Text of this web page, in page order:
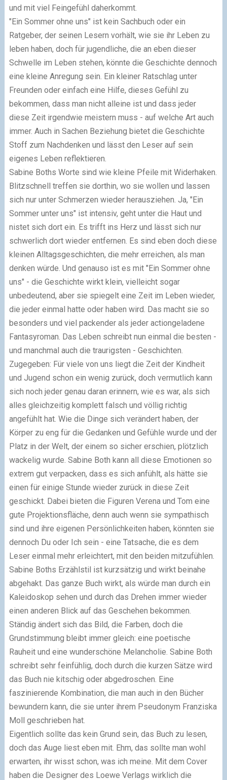
und mit viel Feingefühl daherkommt.
"Ein Sommer ohne uns" ist kein Sachbuch oder ein
Ratgeber, der seinen Lesern vorhält, wie sie ihr Leben zu
leben haben, doch für jugendliche, die an eben dieser
Schwelle im Leben stehen, könnte die Geschichte dennoch
eine kleine Anregung sein. Ein kleiner Ratschlag unter
Freunden oder einfach eine Hilfe, dieses Gefühl zu
bekommen, dass man nicht alleine ist und dass jeder
diese Zeit irgendwie meistern muss - auf welche Art auch
immer. Auch in Sachen Beziehung bietet die Geschichte
Stoff zum Nachdenken und lässt den Leser auf sein
eigenes Leben reflektieren.
Sabine Boths Worte sind wie kleine Pfeile mit Widerhaken.
Blitzschnell treffen sie dorthin, wo sie wollen und lassen
sich nur unter Schmerzen wieder herausziehen. Ja, "Ein
Sommer unter uns" ist intensiv, geht unter die Haut und
nistet sich dort ein. Es trifft ins Herz und lässt sich nur
schwerlich dort wieder entfernen. Es sind eben doch diese
kleinen Alltagsgeschichten, die mehr erreichen, als man
denken würde. Und genauso ist es mit "Ein Sommer ohne
uns" - die Geschichte wirkt klein, vielleicht sogar
unbedeutend, aber sie spiegelt eine Zeit im Leben wieder,
die jeder einmal hatte oder haben wird. Das macht sie so
besonders und viel packender als jeder actiongeladene
Fantasyroman. Das Leben schreibt nun einmal die besten -
und manchmal auch die traurigsten - Geschichten.
Zugegeben: Für viele von uns liegt die Zeit der Kindheit
und Jugend schon ein wenig zurück, doch vermutlich kann
sich noch jeder genau daran erinnern, wie es war, als sich
alles gleichzeitig komplett falsch und völlig richtig
angefühlt hat. Wie die Dinge sich verändert haben, der
Körper zu eng für die Gedanken und Gefühle wurde und der
Platz in der Welt, der einem so sicher erschien, plötzlich
wackelig wurde. Sabine Both kann all diese Emotionen so
extrem gut verpacken, dass es sich anfühlt, als hätte sie
einen für einige Stunde wieder zurück in diese Zeit
geschickt. Dabei bieten die Figuren Verena und Tom eine
gute Projektionsfläche, denn auch wenn sie sympathisch
sind und ihre eigenen Persönlichkeiten haben, könnten sie
dennoch Du oder Ich sein - eine Tatsache, die es dem
Leser einmal mehr erleichtert, mit den beiden mitzufühlen.
Sabine Boths Erzählstil ist kurzsätzig und wirkt beinahe
abgehakt. Das ganze Buch wirkt, als würde man durch ein
Kaleidoskop sehen und durch das Drehen immer wieder
einen anderen Blick auf das Geschehen bekommen.
Ständig ändert sich das Bild, die Farben, doch die
Grundstimmung bleibt immer gleich: eine poetische
Rauheit und eine wunderschöne Melancholie. Sabine Both
schreibt sehr feinfühlig, doch durch die kurzen Sätze wird
das Buch nie kitschig oder abgedroschen. Eine
faszinierende Kombination, die man auch in den Bücher
bewundern kann, die sie unter ihrem Pseudonym Franziska
Moll geschrieben hat.
Eigentlich sollte das kein Grund sein, das Buch zu lesen,
doch das Auge liest eben mit. Ehm, das sollte man wohl
erwarten, ihr wisst schon, was ich meine. Mit dem Cover
haben die Designer des Loewe Verlags wirklich die